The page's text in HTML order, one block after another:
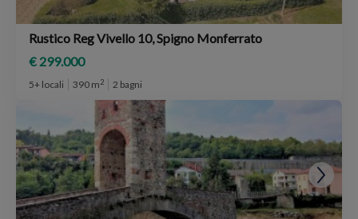
Rustico Reg Vivello 10, Spigno Monferrato
€ 299.000
5+ locali 390 m2 2 bagni